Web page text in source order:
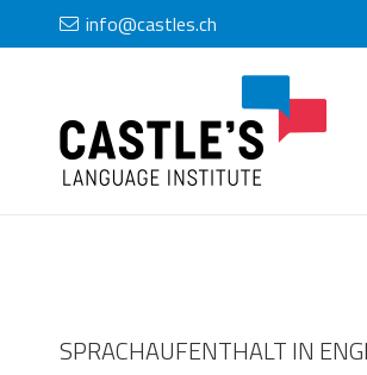
info@castles.ch
SPRACHAUFENTHALT IN